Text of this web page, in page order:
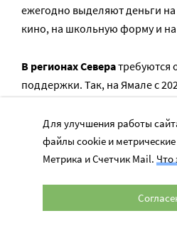
ежегодно выделяют деньги
кино, на школьную форму и на
В регионах Севератребуются
поддержки. Так, на Ямале с
кочевой образ жизни. Он
комплект для строительства
езды на упряжках). Общая
распространялась только на
2025 года воспользоваться
Для улучшения работы
файлы cookie и
Метрика и Счетчик Mail. Что